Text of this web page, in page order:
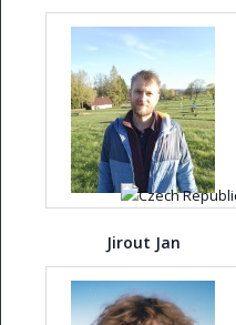
Jirout Jan